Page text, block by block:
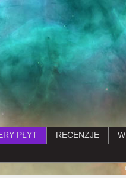
Przejdź do treści
PŁYT RECENZJE